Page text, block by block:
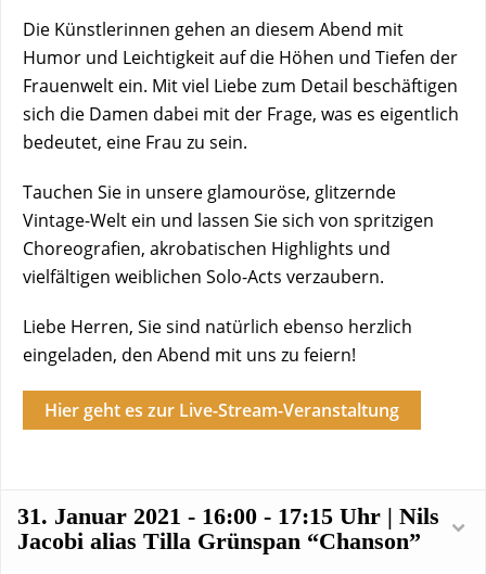
Die Künstlerinnen gehen an diesem Abend mit
Humor und Leichtigkeit auf die Höhen und Tiefen der
Frauenwelt ein. Mit viel Liebe zum Detail beschäftigen
sich die Damen dabei mit der Frage, was es eigentlich
bedeutet, eine Frau zu sein.
Tauchen Sie in unsere glamouröse, glitzernde
Vintage-Welt ein und lassen Sie sich von spritzigen
Choreografien, akrobatischen Highlights und
vielfältigen weiblichen Solo-Acts verzaubern.
Liebe Herren, Sie sind natürlich ebenso herzlich
eingeladen, den Abend mit uns zu feiern!
Hier geht es zur Live-Stream-Veranstaltung
31. Januar 2021 - 16:00 - 17:15 Uhr | Nils
Jacobi alias Tilla Grünspan “Chanson”